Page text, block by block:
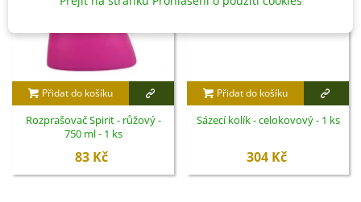
Přidat do košíku
Rozprašovač Spirit - růžový -
750 ml - 1 ks
83 Kč
Přidat do košíku
Sázecí kolík - celokovový - 1 ks
304 Kč